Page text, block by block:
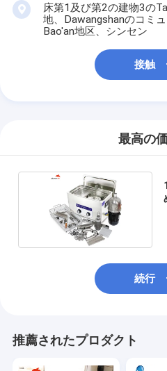
床第1及び第2の建物3の
地、Dawangshanのコミ
Bao'an地区、シンセン
接触
最高の
続行
推薦されたプロダクト